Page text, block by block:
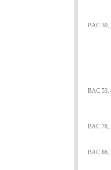
BAC 30,
BAC 53,
BAC 78,
BAC 86,